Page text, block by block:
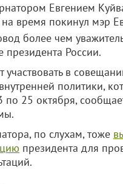
Евгением
на время покинул мэр
более чем
президента России.
участвовать в
политики,
по 25 октября,
по слухам, тоже
президента для